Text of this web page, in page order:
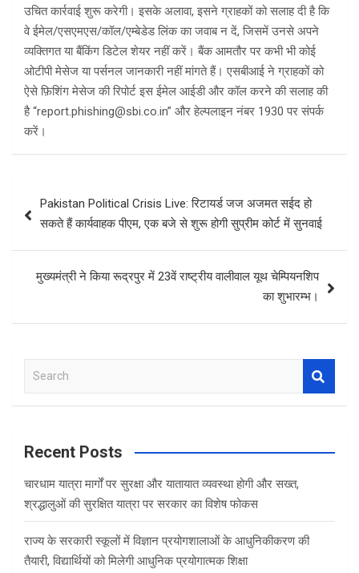
उचित कार्रवाई शुरू करेगी। इसके अलावा, इसने ग्राहकों को सलाह दी है कि
वे ईमेल/एसएमएस/कॉल/एम्बेडेड लिंक का जवाब न दें, जिसमें उनसे अपने
व्यक्तिगत या बैंकिंग डिटेल शेयर नहीं करें। बैंक आमतौर पर कभी भी कोई
ओटीपी मेसेज या पर्सनल जानकारी नहीं मांगते हैं। एसबीआई ने ग्राहकों को
ऐसे फ़िशिंग मेसेज की रिपोर्ट इस ईमेल आईडी और कॉल करने की सलाह की
है “report.phishing@sbi.co.in” और हेल्पलाइन नंबर 1930 पर संपर्क
करें।
navigation
Pakistan Political Crisis Live: रिटायर्ड जज अजमत सईद हो
सकते हैं कार्यवाहक पीएम, एक बजे से शुरू होगी सुप्रीम कोर्ट में सुनवाई
मुख्यमंत्री ने किया रूद्रपुर में 23वें राष्ट्रीय वालीवाल यूथ चेम्पियनशिप
का शुभारम्भ।
a
c
Recent Posts
चारधाम यात्रा मार्गों पर सुरक्षा और यातायात व्यवस्था होगी और सख्त,
श्रद्धालुओं की सुरक्षित यात्रा पर सरकार का विशेष फोकस
राज्य के सरकारी स्कूलों में विज्ञान प्रयोगशालाओं के आधुनिकीकरण की
तैयारी, विद्यार्थियों को मिलेगी आधुनिक प्रयोगात्मक शिक्षा